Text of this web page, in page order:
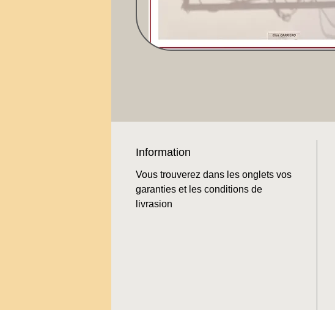
Information
Vous trouverez dans les onglets vos
garanties et les conditions de
livrasion